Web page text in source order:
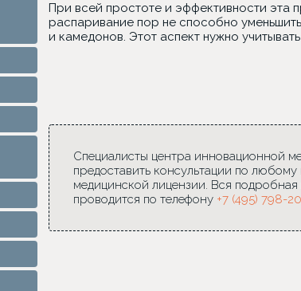
При всей простоте и эффективности эта
распаривание пор не способно
и камедонов. Этот аспект нужно
Специалисты центра инновационной
предоставить консультации по
медицинской лицензии. Вся
проводится по телефону +7 (495) 798-